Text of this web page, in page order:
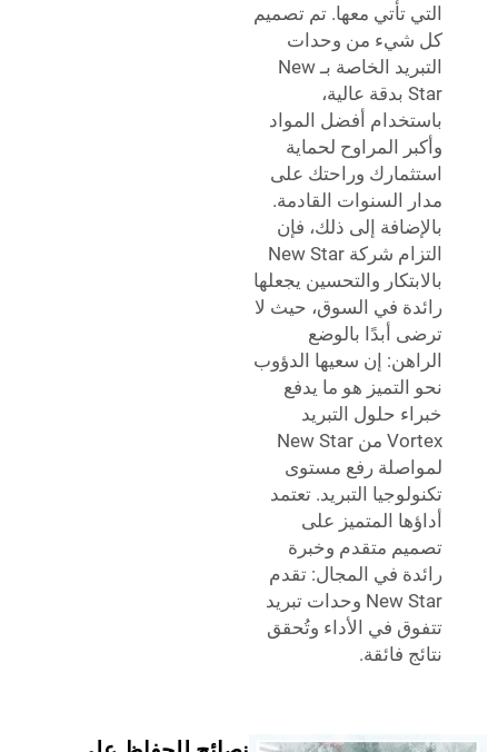
تأتي معها. تم تصميم
من وحدات
التبريد الخاصة بـ New
Star بدقة عالية،
أفضل المواد
المراوح لحماية
وراحتك على
السنوات القادمة.
إلى ذلك، فإن
التزام شركة New Star
والتحسين يجعلها
في السوق، حيث لا
أبدًا بالوضع
إن سعيها الدؤوب
هو ما يدفع
حلول التبريد
Vortex من New Star
رفع مستوى
التبريد. تعتمد
المتميز على
متقدم وخبرة
في المجال: تقدم
New Star وحدات تبريد
في الأداء وتُحقق